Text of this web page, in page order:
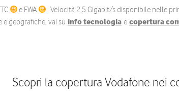
e FWA . Velocità 2,5 Gigabit/s disponibile nelle
geografiche, vai su info tecnologia e copertura
Scopri la copertura Vodafone nei